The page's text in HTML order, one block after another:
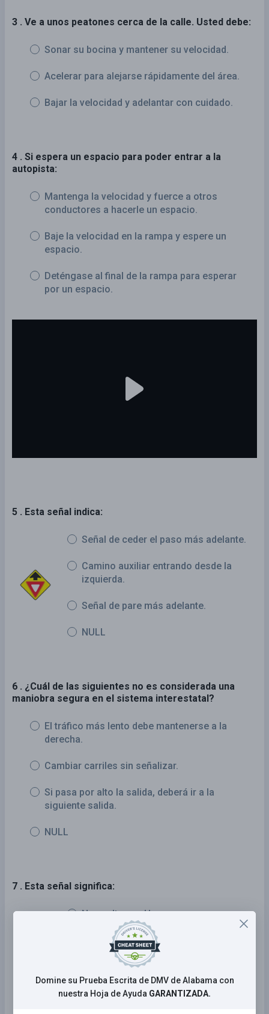
3 . Ve a unos peatones cerca de la calle. Usted debe:
Sonar su bocina y mantener su velocidad.
Acelerar para alejarse rápidamente del área.
Bajar la velocidad y adelantar con cuidado.
4 . Si espera un espacio para poder entrar a la
autopista:
Mantenga la velocidad y fuerce a otros
conductores a hacerle un espacio.
Baje la velocidad en la rampa y espere un
espacio.
Deténgase al final de la rampa para esperar
por un espacio.
5 . Esta señal indica:
Señal de ceder el paso más adelante.
Camino auxiliar entrando desde la
izquierda.
Señal de pare más adelante.
NULL
6 . ¿Cuál de las siguientes no es considerada una
maniobra segura en el sistema interestatal?
El tráfico más lento debe mantenerse a la
derecha.
Cambiar carriles sin señalizar.
Si pasa por alto la salida, deberá ir a la
siguiente salida.
NULL
7 . Esta señal significa:
No vueltas en U.
Semáforo más adelante.
Advertencia de vía de tren.
Domine su Prueba Escrita de DMV de Alabama con
nuestra Hoja de Ayuda GARANTIZADA.